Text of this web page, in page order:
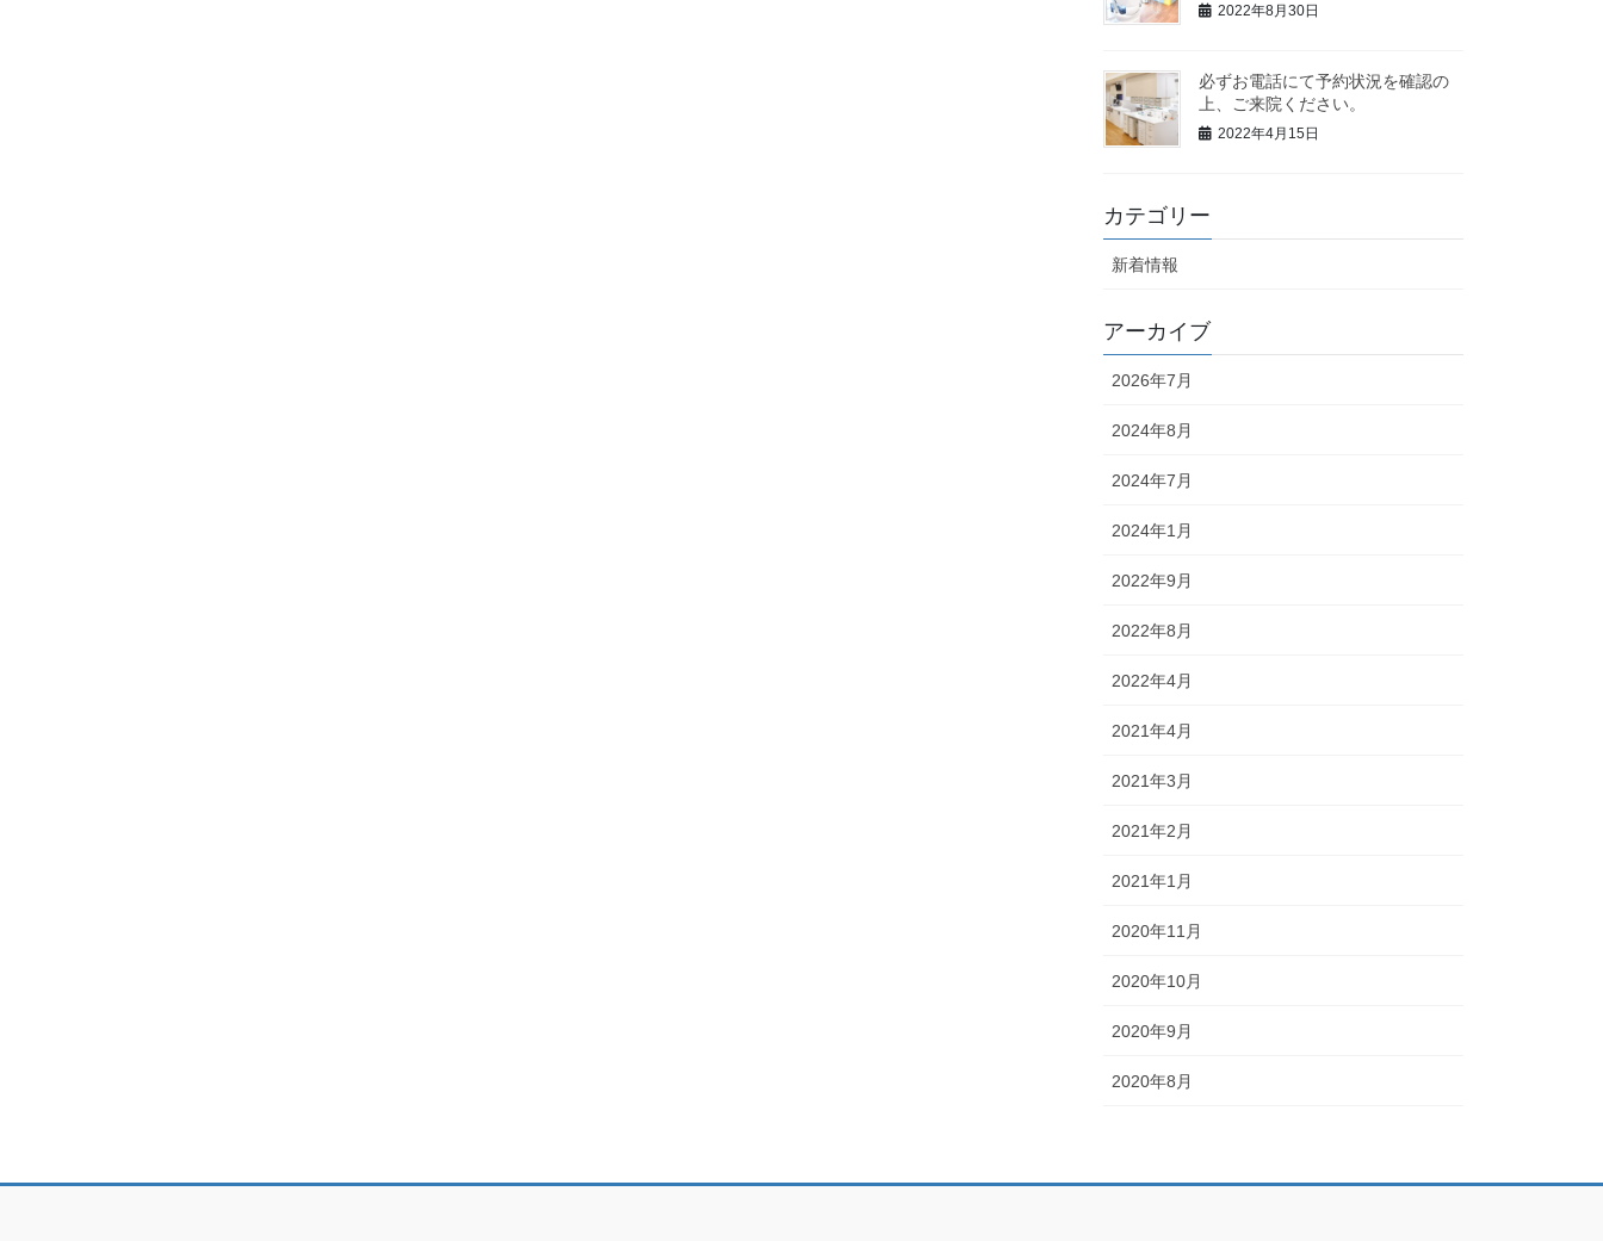
2022年8月30日
必ずお電話にて予約状況を確認の
上、ご来院ください。
2022年4月15日
カテゴリー
新着情報
アーカイブ
2026年7月
2024年8月
2024年7月
2024年1月
2022年9月
2022年8月
2022年4月
2021年4月
2021年3月
2021年2月
2021年1月
2020年11月
2020年10月
2020年9月
2020年8月